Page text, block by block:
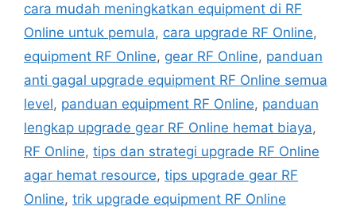
cara mudah meningkatkan equipment di RF
Online untuk pemula, cara upgrade RF Online,
equipment RF Online, gear RF Online, panduan
anti gagal upgrade equipment RF Online semua
level, panduan equipment RF Online, panduan
lengkap upgrade gear RF Online hemat biaya,
RF Online, tips dan strategi upgrade RF Online
agar hemat resource, tips upgrade gear RF
Online, trik upgrade equipment RF Online